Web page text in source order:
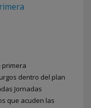
primera
dentro del plan
Jornadas
que acuden las